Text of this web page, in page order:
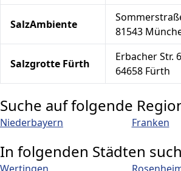
SalzAmbiente
81543
Salzgrotte Fürth
Erbacher Str.
64658 Fürth
Suche auf folgende
Niederbayern Franken
In folgenden Städten